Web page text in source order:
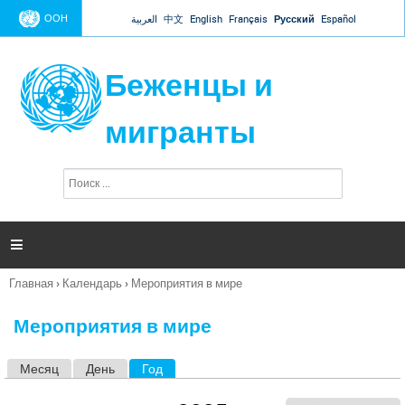
Jump to navigation
ООН العربية 中文 English Français Русский Español
Беженцы и
мигранты
п
и

Вы
Главная › Календарь › Мероприятия в мире
Мероприятия в мире
Месяц День Год